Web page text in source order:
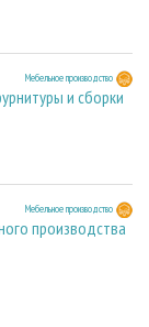
Мебельное производство
и сборки
Мебельное производство
производства